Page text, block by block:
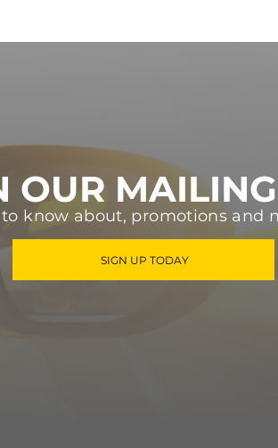
OUR
know about, promotions and
SIGN UP TODAY